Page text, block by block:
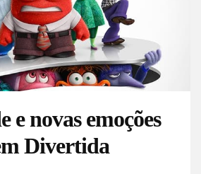
e novas emoções
Divertida